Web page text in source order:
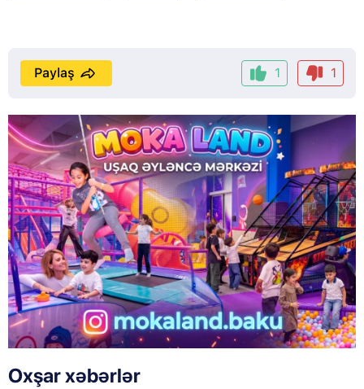
1 1
Paylaş
Oxşar xəbərlər